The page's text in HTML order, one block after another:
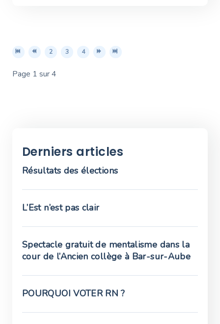
2 3 4
Page 1 sur 4
Derniers articles
Résultats des élections
L’Est n’est pas clair
Spectacle gratuit de mentalisme dans la
cour de l’Ancien collège à Bar-sur-Aube
POURQUOI VOTER RN ?